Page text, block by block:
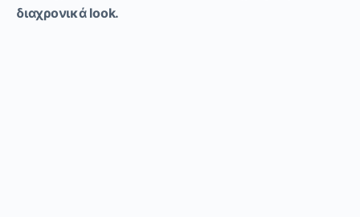
διαχρονικά look.